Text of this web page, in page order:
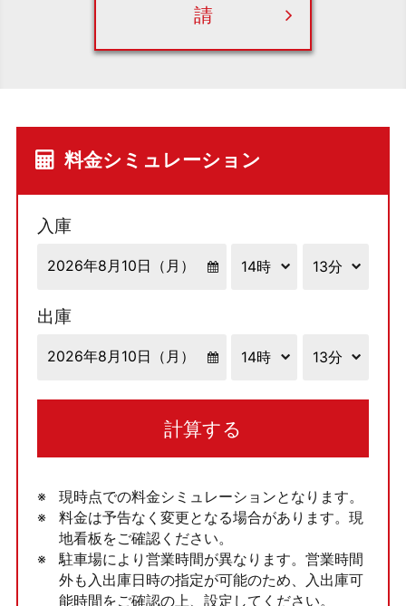
請
料金シミュレーション
入庫
出庫
計算する
現時点での料金シミュレーションとなります。
料金は予告なく変更となる場合があります。現
地看板をご確認ください。
駐車場により営業時間が異なります。営業時間
外も入出庫日時の指定が可能のため、入出庫可
能時間をご確認の上、設定してください。